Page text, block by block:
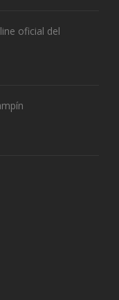
oficial del